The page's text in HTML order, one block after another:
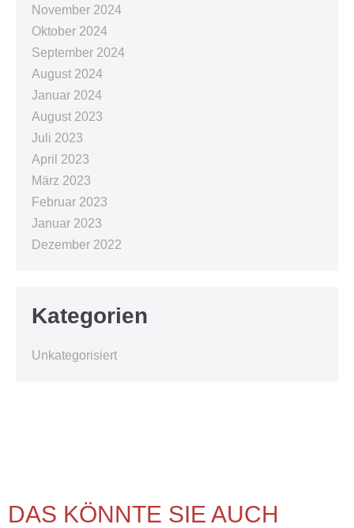
November 2024
Oktober 2024
September 2024
August 2024
Januar 2024
August 2023
Juli 2023
April 2023
März 2023
Februar 2023
Januar 2023
Dezember 2022
Kategorien
Unkategorisiert
DAS KÖNNTE SIE AUCH